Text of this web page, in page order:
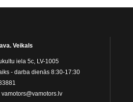
Veikals
iela 5c, LV-1005
- darba dienās 8:30-17:30
vamotors@vamotors.lv